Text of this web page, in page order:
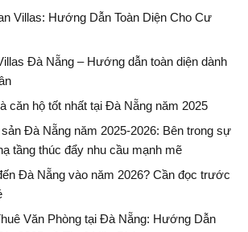
Villas: Hướng Dẫn Toàn Diện Cho Cư
Đà Nẵng – Hướng dẫn toàn diện dành
căn hộ tốt nhất tại Đà Nẵng năm 2025
sản Đà Nẵng năm 2025-2026: Bên trong sự
tầng thúc đẩy nhu cầu mạnh mẽ
Đà Nẵng vào năm 2026? Cần đọc trước
Văn Phòng tại Đà Nẵng: Hướng Dẫn